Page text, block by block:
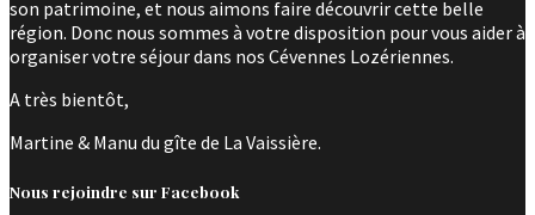
son patrimoine, et nous aimons faire découvrir cette belle
région. Donc nous sommes à votre disposition pour vous aider à
organiser votre séjour dans nos Cévennes Lozériennes.
A très bientôt,
Martine & Manu du gîte de La Vaissière.
Nous rejoindre sur Facebook